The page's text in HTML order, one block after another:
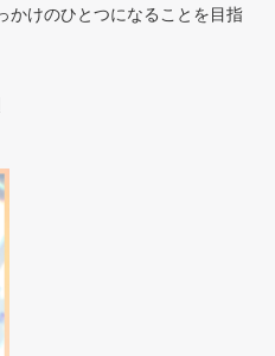
かけのひとつになることを目指